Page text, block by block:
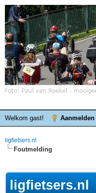
Welkom gast! Aanmelden
ligfietsers.nl
Foutmelding
ligfietsers.nl